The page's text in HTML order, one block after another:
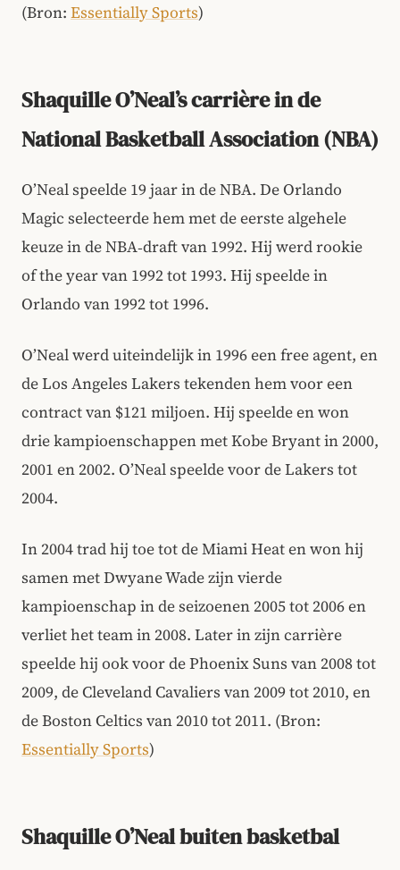
(Bron: Essentially Sports)
Shaquille O’Neal’s carrière in de
National Basketball Association (NBA)
O’Neal speelde 19 jaar in de NBA. De Orlando
Magic selecteerde hem met de eerste algehele
keuze in de NBA‑draft van 1992. Hij werd rookie
of the year van 1992 tot 1993. Hij speelde in
Orlando van 1992 tot 1996.
O’Neal werd uiteindelijk in 1996 een free agent, en
de Los Angeles Lakers tekenden hem voor een
contract van $121 miljoen. Hij speelde en won
drie kampioenschappen met Kobe Bryant in 2000,
2001 en 2002. O’Neal speelde voor de Lakers tot
2004.
In 2004 trad hij toe tot de Miami Heat en won hij
samen met Dwyane Wade zijn vierde
kampioenschap in de seizoenen 2005 tot 2006 en
verliet het team in 2008. Later in zijn carrière
speelde hij ook voor de Phoenix Suns van 2008 tot
2009, de Cleveland Cavaliers van 2009 tot 2010, en
de Boston Celtics van 2010 tot 2011. (Bron:
Essentially Sports)
Shaquille O’Neal buiten basketbal